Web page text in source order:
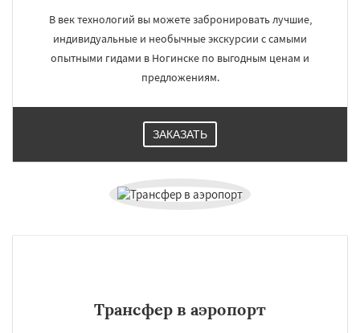
Электроугли Яхрома Андреево
Белоомут Бобров Богородское
Быково
Деденево
В век технологий вы можете забронировать лучшие,
индивидуальные и необычные экскурсии с самыми
опытными гидами в Ногинске по выгодным ценам и
предложениям.
ЗАКАЗАТЬ
Трансфер в аэропорт